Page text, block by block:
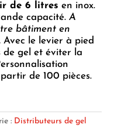
de 6 litres en inox.
capacité. A
bâtiment en
Avec le levier à pied
de gel et éviter la
de 100 pièces.
: Distributeurs de gel